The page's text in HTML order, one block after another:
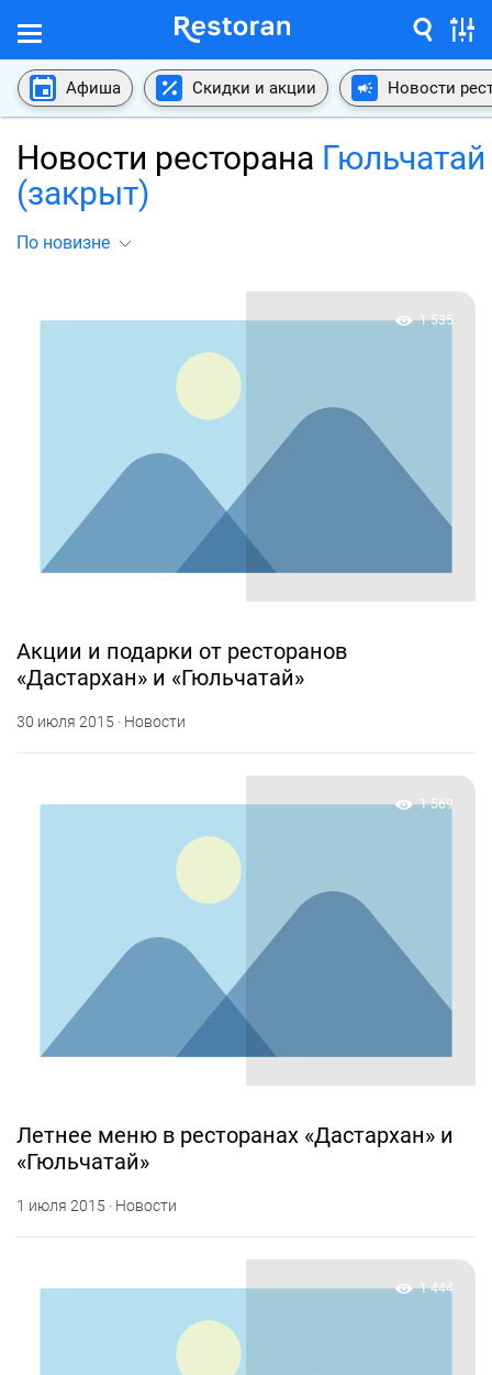
Афиша Скидки и акции Новости
Новости ресторана Гюльчатай
(закрыт)
По новизне
1 535
Акции и подарки от ресторанов
«Дастархан» и «Гюльчатай»
30 июля 2015 · Новости
1 569
Летнее меню в ресторанах «Дастархан» и
«Гюльчатай»
1 июля 2015 · Новости
1 444